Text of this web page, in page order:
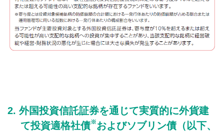
外国投資信託証券を通じて実質的に外貨建
て投資適格社債※およびソブリン債（以下、